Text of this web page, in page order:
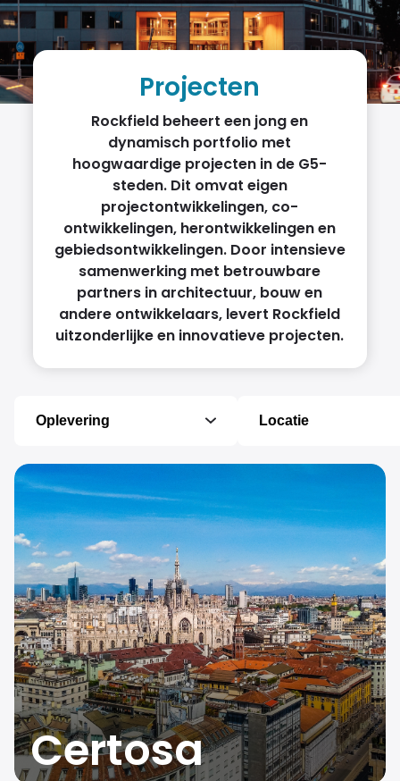
Projecten
Rockfield beheert een jong en
dynamisch portfolio met
hoogwaardige projecten in de G5-
steden. Dit omvat eigen
projectontwikkelingen, co-
ontwikkelingen, herontwikkelingen en
gebiedsontwikkelingen. Door intensieve
samenwerking met betrouwbare
partners in architectuur, bouw en
andere ontwikkelaars, levert Rockfield
uitzonderlijke en innovatieve projecten.
Oplevering Locatie
Certosa